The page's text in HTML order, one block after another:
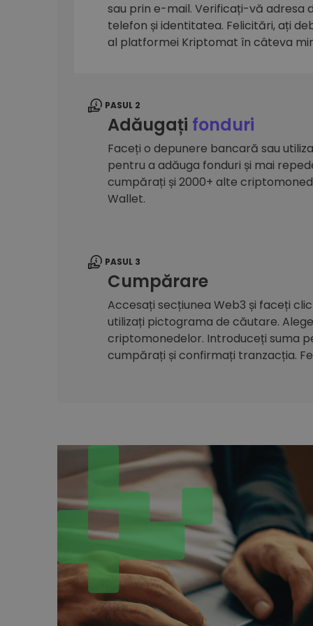
Explorator de investiții
Găsește-ți strategia cripto
sau prin e-mail. Verificați-vă adresa
telefon și identitatea. Felicitări, ați
al platformei Kriptomat în câteva
PASUL 2
Adăugați fonduri
Faceți o depunere bancară sau
pentru a adăuga fonduri și mai
cumpărați și 2000+ alte
Wallet.
PASUL 3
Cumpărare
Accesați secțiunea Web3 și faceți
utilizați pictograma de căutare.
criptomonedelor. Introduceți suma
cumpărați și confirmați tranzacția.